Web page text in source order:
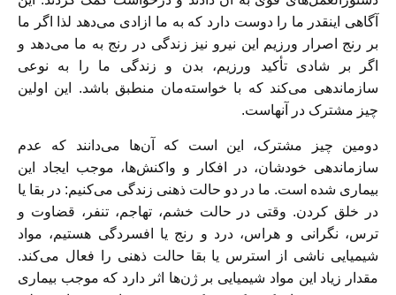
آگاهی اینقدر ما را دوست دارد که به ما ازادی می‌دهد لذا اگر ما
بر رنج اصرار ورزیم این نیرو نیز زندگی در رنج به ما می‌دهد و
اگر بر شادی تأکید ورزیم، بدن و زندگی ما را به نوعی
سازماندهی می‌کند که با خواسته‌مان منطبق باشد. این اولین
چیز مشترک در آنهاست.
دومین چیز مشترک، این است که آن‌ها می‌دانند که عدم
سازماندهی خودشان، در افکار و واکنش‌ها، موجب ایجاد این
بیماری شده است. ما در دو حالت ذهنی زندگی می‌کنیم: در بقا یا
در خلق کردن. وقتی در حالت خشم، تهاجم، تنفر، قضاوت و
ترس، نگرانی و هراس، درد و رنج یا افسردگی هستیم، مواد
شیمیایی ناشی از استرس یا بقا حالت ذهنی را فعال می‌کند.
مقدار زیاد این مواد شیمیایی بر ژن‌ها اثر دارد که موجب بیماری